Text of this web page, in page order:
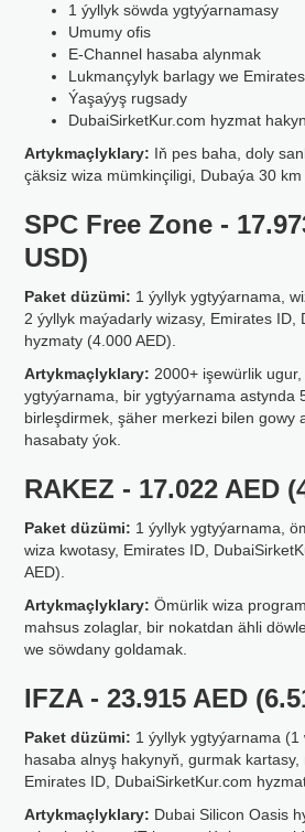
1 ýyllyk söwda ygtyýarnamasy
Umumy ofis
E-Channel hasaba alynmak
Lukmançylyk barlagy we
Ýaşaýyş rugsady
DubaiSirketKur.com hyzmat
Artykmaçlyklary: Iň pes baha, doly
çäksiz wiza mümkinçiligi, Dubaýa 30 km
SPC Free Zone -
USD)
Paket düzümi: 1 ýyllyk ygtyýarnama,
2 ýyllyk maýadarly wizasy, Emirates ID,
hyzmaty (4.000 AED).
Artykmaçlyklary: 2000+ işewürlik
ygtyýarnama, bir ygtyýarnama astynda
birleşdirmek, şäher merkezi bilen gowy
hasabaty ýok.
RAKEZ - 17.022 AED
Paket düzümi: 1 ýyllyk ygtyýarnama,
wiza kwotasy, Emirates ID,
AED).
Artykmaçlyklary: Ömürlik wiza
mahsus zolaglar, bir nokatdan ähli
we söwdany goldamak.
IFZA - 23.915 AED
Paket düzümi: 1 ýyllyk ygtyýarnama
hasaba alnyş hakynyň, gurmak kartasy,
Emirates ID, DubaiSirketKur.com
Artykmaçlyklary: Dubai Silicon Oasis